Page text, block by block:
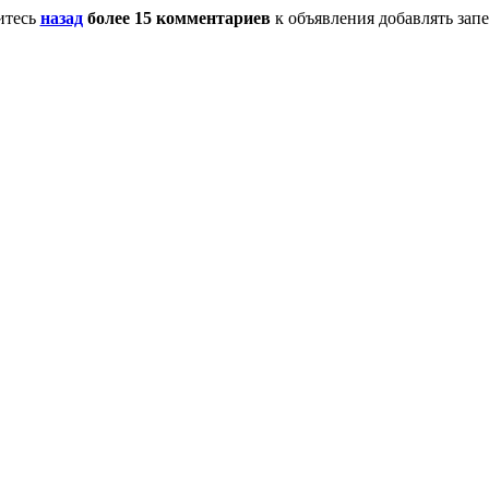
назад более 15 комментариевк объявления добавлять